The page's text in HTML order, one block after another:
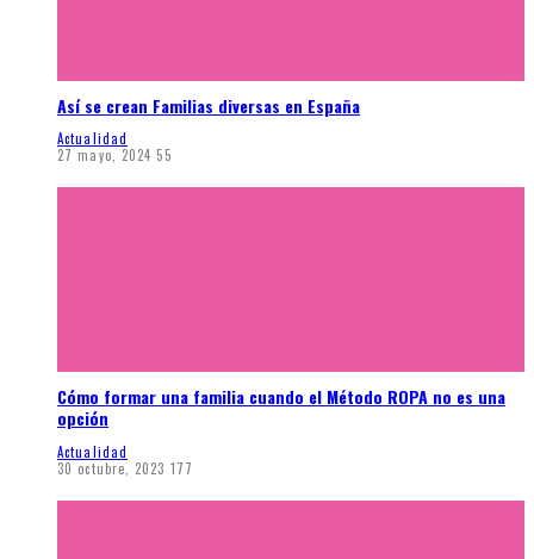
Así se crean Familias diversas en España
Actualidad
27 mayo, 2024 55
Cómo formar una familia cuando el Método ROPA no es una
opción
Actualidad
30 octubre, 2023 177